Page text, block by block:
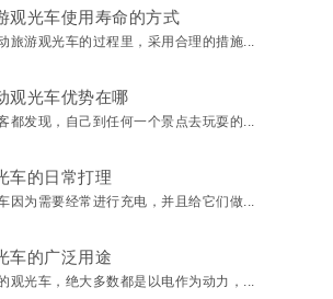
观光车使用寿命的方式
旅游观光车的过程里，采用合理的措施...
观光车优势在哪
都发现，自己到任何一个景点去玩耍的...
车的日常打理
因为需要经常进行充电，并且给它们做...
车的广泛用途
观光车，绝大多数都是以电作为动力，...